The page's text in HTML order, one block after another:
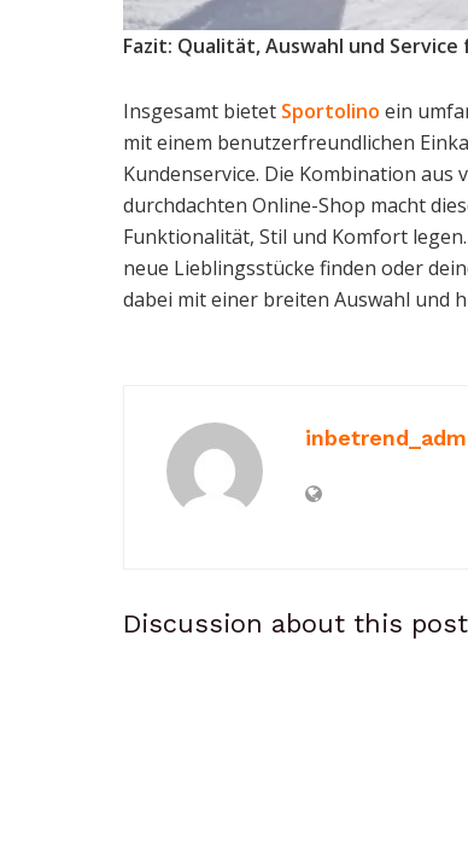
Fazit: Qualität, Auswahl und
Insgesamt bietet Sportolino ein
mit einem benutzerfreundlichen
Kundenservice. Die Kombination
durchdachten Online-Shop macht
Funktionalität, Stil und Komfort
neue Lieblingsstücke finden oder
dabei mit einer breiten Auswahl und
Discussion about this post